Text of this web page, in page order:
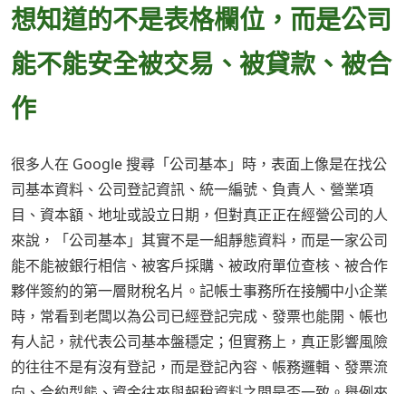
想知道的不是表格欄位，而是公司
能不能安全被交易、被貸款、被合
作
很多人在 Google 搜尋「公司基本」時，表面上像是在找公
司基本資料、公司登記資訊、統一編號、負責人、營業項
目、資本額、地址或設立日期，但對真正正在經營公司的人
來說，「公司基本」其實不是一組靜態資料，而是一家公司
能不能被銀行相信、被客戶採購、被政府單位查核、被合作
夥伴簽約的第一層財稅名片。記帳士事務所在接觸中小企業
時，常看到老闆以為公司已經登記完成、發票也能開、帳也
有人記，就代表公司基本盤穩定；但實務上，真正影響風險
的往往不是有沒有登記，而是登記內容、帳務邏輯、發票流